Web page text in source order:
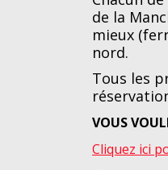
de la
mieux
nord.
Tous les
VOUS
Cliquez ici